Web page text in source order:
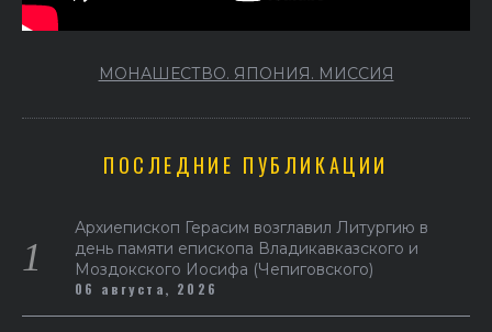
МОНАШЕСТВО. ЯПОНИЯ. МИССИЯ
ПОСЛЕДНИЕ ПУБЛИКАЦИИ
Архиепископ Герасим возглавил Литургию в
день памяти епископа Владикавказского и
Моздокского Иосифа (Чепиговского)
06 августа, 2026